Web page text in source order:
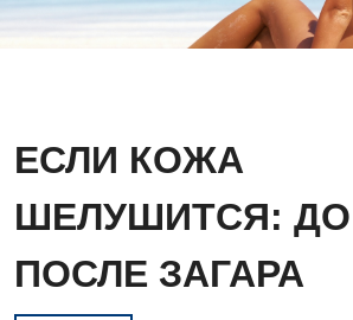
ЕСЛИ КОЖА
ШЕЛУШИТСЯ:
ПОСЛЕ ЗАГАРА